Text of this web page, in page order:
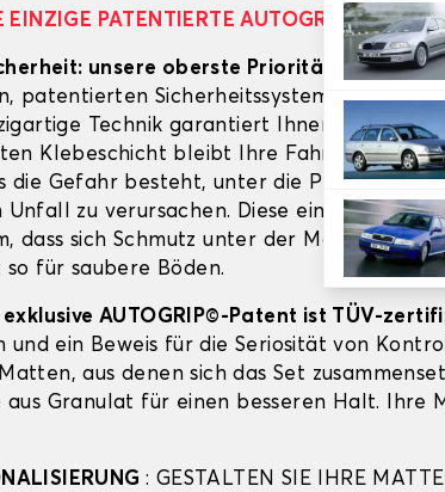
EINZIGE PATENTIERTE AUTOGRIP©-MATTE
unsere oberste Priorität!
Ihre
patentierten Sicherheitssystem
Technik garantiert Ihnen optimale
Klebeschicht bleibt Ihre Fahrermatte
die Gefahr besteht, unter die Pedale zu
Unfall zu verursachen. Diese einwandfreie
dass sich Schmutz unter der Matte
so für saubere Böden.
exklusive AUTOGRIP©-Patent ist TÜV-
und ein Beweis für die Seriosität von
aus denen sich das Set
aus Granulat für einen besseren Halt. Ihre
: GESTALTEN SIE IHRE